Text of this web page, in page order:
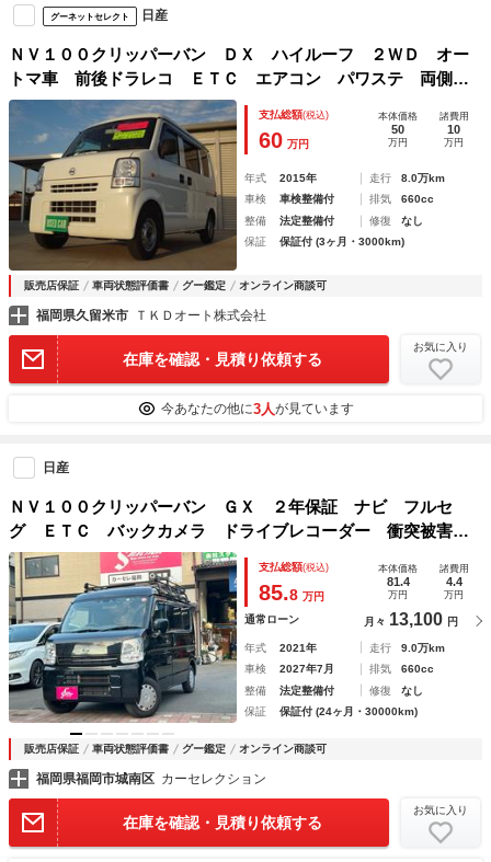
グーネットセレクト 日産
ＮＶ１００クリッパーバン ＤＸ ハイルーフ ２ＷＤ オー
トマ車 前後ドラレコ ＥＴＣ エアコン パワステ 両側ス
ライドドア
支払総額(税込)
60 万円
本体価格
50
万円
諸費用
10
万円
年式 2015年 走行
8.0万km
車検
車検整備付 排気
660cc
整備
法定整備付 修復
なし
保証
保証付 (3ヶ月・3000km)
販売店保証 車両状態評価書 グー鑑定 オンライン商談可
福岡県久留米市 ＴＫＤオート株式会社
在庫を確認・見積り依頼する
お気に入り
今あなたの他に3人が見ています
日産
ＮＶ１００クリッパーバン ＧＸ ２年保証 ナビ フルセ
グ ＥＴＣ バックカメラ ドライブレコーダー 衝突被害軽
減ブレーキ Ｂｌｕｅｔｏｏｔｈ
支払総額(税込)
85.8 万円
本体価格
81.4
万円
諸費用
4.4
万円
通常ローン 月々 13,100 円
年式 2021年 走行
9.0万km
車検
2027年7月 排気
660cc
整備
法定整備付 修復
なし
保証
保証付 (24ヶ月・30000km)
販売店保証 車両状態評価書 グー鑑定 オンライン商談可
福岡県福岡市城南区 カーセレクション
在庫を確認・見積り依頼する
お気に入り